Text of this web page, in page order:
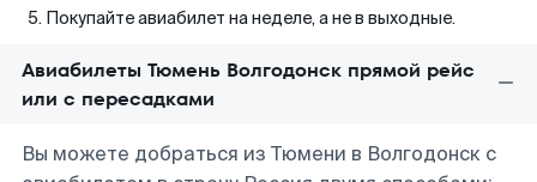
Покупайте авиабилет на неделе, а не в выходные.
Авиабилеты Тюмень Волгодонск прямой рейс
или с пересадками
Вы можете добраться из Тюмени в Волгодонск с